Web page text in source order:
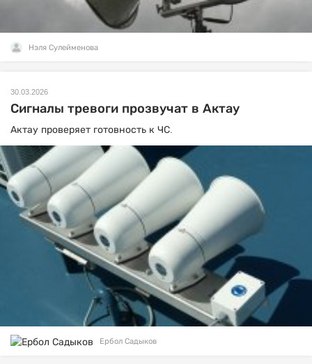
Нэля Сулейменова
30.03.2026
Сигналы тревоги прозвучат в Актау
Актау проверяет готовность к ЧС.
Ербол Садыков